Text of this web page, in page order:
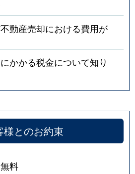
動産売却における費用が
かかる税金について知り
様とのお約束
料